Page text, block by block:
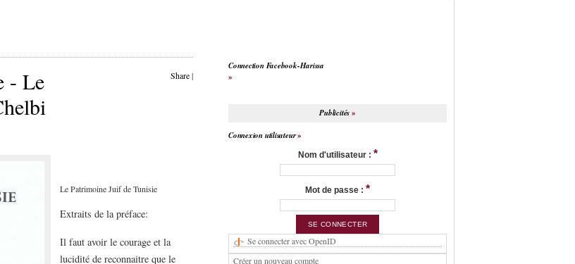
Share|
- Le
Le Patrimoine Juif de Tunisie
Extraits de la préface:
Il faut avoir le courage et la
lucidité de reconnaitre que le
Connection Facebook-Harissa
Publicités
Connexion utilisateur
Nom d'utilisateur : *
Mot de passe : *
Se connecter avec OpenID
Créer un nouveau compte